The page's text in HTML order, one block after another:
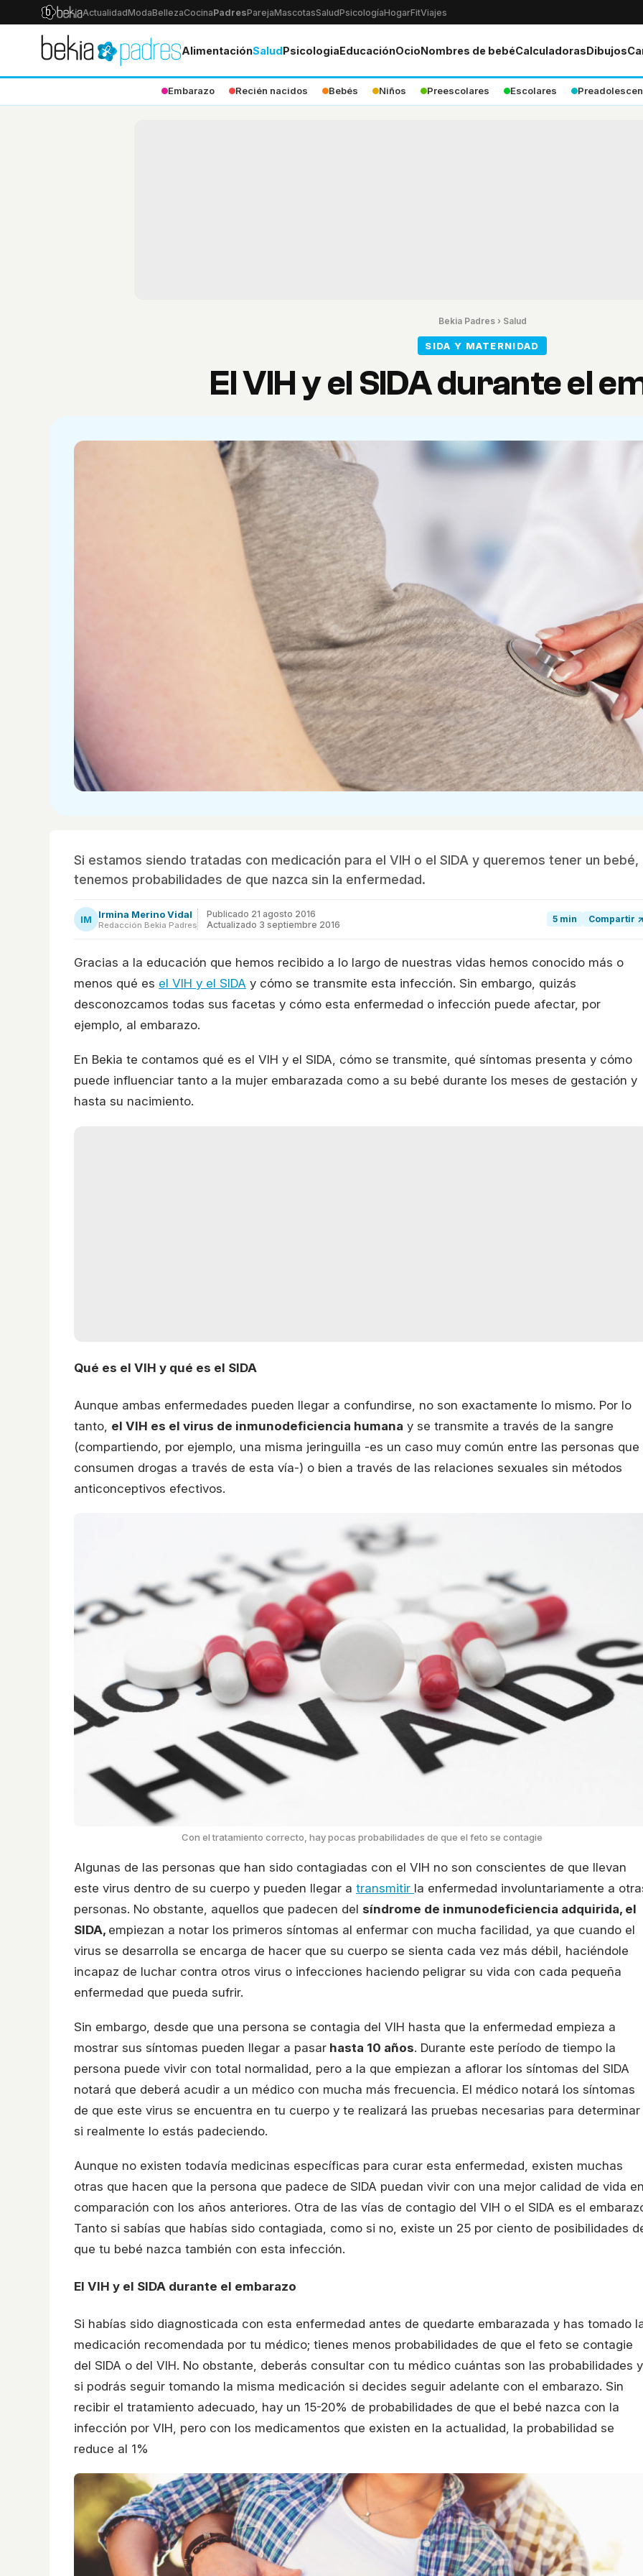
ActualidadModaBellezaCocinaPadresParejaMascotasSaludPsicologíaHogarFitViajes
AlimentaciónSaludPsicologiaEducaciónOcioNombres de bebéCalculadorasDibujos
Embarazo Recién nacidos Bebés Niños Preescolares Escolares
Bekia Padres› Salud
SIDA Y MATERNIDAD
El VIH y el SIDA durante el
Si estamos siendo tratadas con medicación para el VIH o el SIDA y queremos tener un bebé,
tenemos probabilidades de que nazca sin la enfermedad.
IM Irmina Merino Vidal
Redacción Bekia Padres
Publicado 21 agosto 2016
Actualizado 3 septiembre 2016
5 min Compartir ↗
Gracias a la educación que hemos recibido a lo largo de nuestras vidas hemos conocido más o
menos qué es el VIH y el SIDA y cómo se transmite esta infección. Sin embargo, quizás
desconozcamos todas sus facetas y cómo esta enfermedad o infección puede afectar, por
ejemplo, al embarazo.
En Bekia te contamos qué es el VIH y el SIDA, cómo se transmite, qué síntomas presenta y cómo
puede influenciar tanto a la mujer embarazada como a su bebé durante los meses de gestación y
hasta su nacimiento.
Qué es el VIH y qué es el SIDA
Aunque ambas enfermedades pueden llegar a confundirse, no son exactamente lo mismo. Por lo
tanto, el VIH es el virus de inmunodeficiencia humana y se transmite a través de la sangre
(compartiendo, por ejemplo, una misma jeringuilla -es un caso muy común entre las personas que
consumen drogas a través de esta vía-) o bien a través de las relaciones sexuales sin métodos
anticonceptivos efectivos.
Con el tratamiento correcto, hay pocas probabilidades de que el feto se contagie
Algunas de las personas que han sido contagiadas con el VIH no son conscientes de que llevan
este virus dentro de su cuerpo y pueden llegar a transmitir la enfermedad involuntariamente a
personas. No obstante, aquellos que padecen del síndrome de inmunodeficiencia adquirida, el
SIDA, empiezan a notar los primeros síntomas al enfermar con mucha facilidad, ya que cuando el
virus se desarrolla se encarga de hacer que su cuerpo se sienta cada vez más débil, haciéndole
incapaz de luchar contra otros virus o infecciones haciendo peligrar su vida con cada pequeña
enfermedad que pueda sufrir.
Sin embargo, desde que una persona se contagia del VIH hasta que la enfermedad empieza a
mostrar sus síntomas pueden llegar a pasar hasta 10 años. Durante este período de tiempo la
persona puede vivir con total normalidad, pero a la que empiezan a aflorar los síntomas del SIDA
notará que deberá acudir a un médico con mucha más frecuencia. El médico notará los síntomas
de que este virus se encuentra en tu cuerpo y te realizará las pruebas necesarias para determinar
si realmente lo estás padeciendo.
Aunque no existen todavía medicinas específicas para curar esta enfermedad, existen muchas
otras que hacen que la persona que padece de SIDA puedan vivir con una mejor calidad de vida
comparación con los años anteriores. Otra de las vías de contagio del VIH o el SIDA es el
Tanto si sabías que habías sido contagiada, como si no, existe un 25 por ciento de posibilidades
que tu bebé nazca también con esta infección.
El VIH y el SIDA durante el embarazo
Si habías sido diagnosticada con esta enfermedad antes de quedarte embarazada y has tomado
medicación recomendada por tu médico; tienes menos probabilidades de que el feto se contagie
del SIDA o del VIH. No obstante, deberás consultar con tu médico cuántas son las probabilidades y
si podrás seguir tomando la misma medicación si decides seguir adelante con el embarazo. Sin
recibir el tratamiento adecuado, hay un 15-20% de probabilidades de que el bebé nazca con la
infección por VIH, pero con los medicamentos que existen en la actualidad, la probabilidad se
reduce al 1%